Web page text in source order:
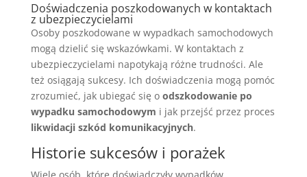
Doświadczenia poszkodowanych w kontaktach
z ubezpieczycielami
Osoby poszkodowane w wypadkach samochodowych
mogą dzielić się wskazówkami. W kontaktach z
ubezpieczycielami napotykają różne trudności. Ale
też osiągają sukcesy. Ich doświadczenia mogą pomóc
zrozumieć, jak ubiegać się o odszkodowanie po
wypadku samochodowym i jak przejść przez proces
likwidacji szkód komunikacyjnych.
Historie sukcesów i porażek